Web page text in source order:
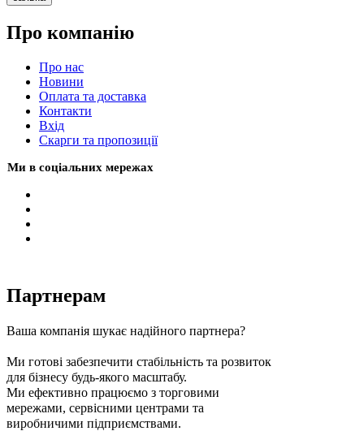
Про компанію
Про нас
Новини
Оплата та доставка
Контакти
Вхiд
Скарги та пропозиції
Ми в соціальних мережах
Партнерам
Ваша компанія шукає надійного партнера?
Ми готові забезпечити стабільність та розвиток
для бізнесу будь-якого масштабу.
Ми ефективно працюємо з торговими
мережами, сервісними центрами та
виробничими підприємствами.